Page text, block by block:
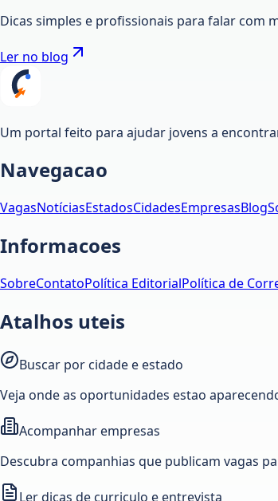
Dicas simples e profissionais para falar com
Ler no blog
Um portal feito para ajudar jovens a
Navegacao
VagasNotíciasEstadosCidadesEmpresasBlog
Informacoes
SobreContatoPolítica EditorialPolítica de
Atalhos uteis
Buscar por cidade e estado
Veja onde as oportunidades estao
Acompanhar empresas
Descubra companhias que publicam vagas
Ler dicas de curriculo e entrevista